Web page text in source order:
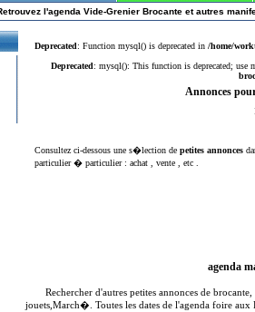
l'agenda Vide-Grenier Brocante et autres
Deprecated: Function mysql() is deprecated in /home/
Deprecated: mysql(): This function is deprecated; use
Annonces
Consultez ci-dessous une s�lection de petites annonces
particulier � particulier : achat , vente , etc .
agenda
Rechercher d'autres petites annonces de
jouets,March�. Toutes les dates de l'agenda foire